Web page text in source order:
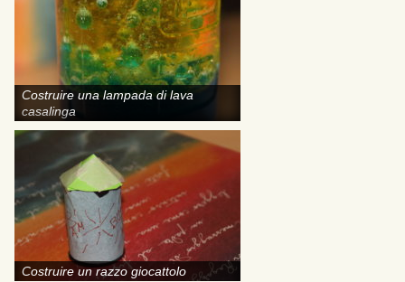
Costruire una lampada di lava
casalinga
Costruire un razzo giocattolo